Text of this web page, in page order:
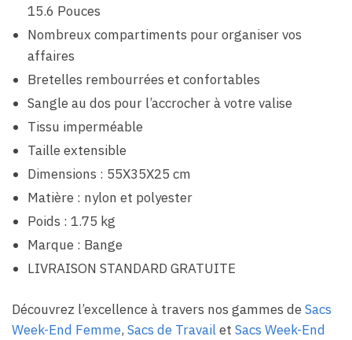
15.6 Pouces
Nombreux compartiments pour organiser vos
affaires
Bretelles rembourrées et confortables
Sangle au dos pour l’accrocher à votre valise
Tissu imperméable
Taille extensible
Dimensions : 55X35X25 cm
Matière : nylon et polyester
Poids : 1.75 kg
Marque : Bange
LIVRAISON STANDARD GRATUITE
Découvrez l’excellence à travers nos gammes deSacs
Week-End Femme, Sacs de Travailet Sacs Week-End